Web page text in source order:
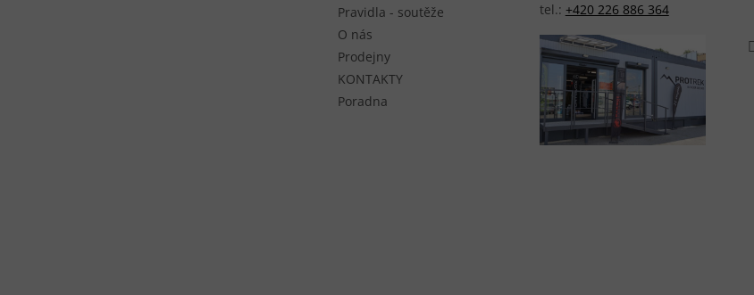
Pravidla - soutěže
O nás
Prodejny
KONTAKTY
Poradna
tel.: +420 226 886 364